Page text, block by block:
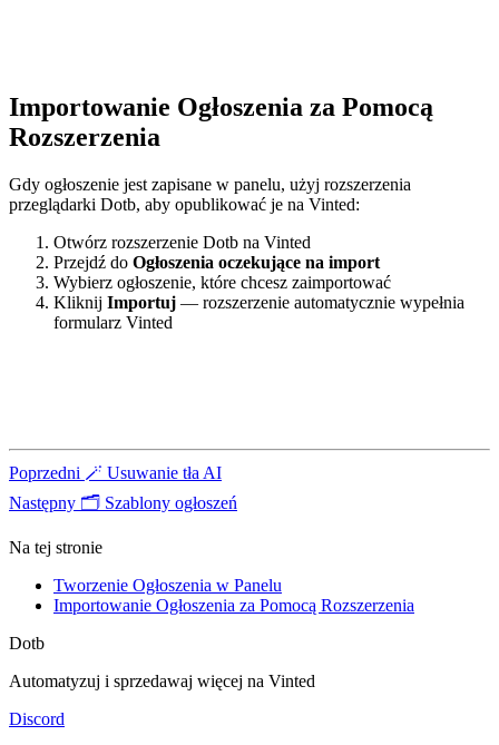
Importowanie Ogłoszenia za Pomocą
Rozszerzenia
Gdy ogłoszenie jest zapisane w panelu, użyj rozszerzenia
przeglądarki Dotb, aby opublikować je na Vinted:
Otwórz rozszerzenie Dotb na Vinted
Przejdź do Ogłoszenia oczekujące na import
Wybierz ogłoszenie, które chcesz zaimportować
Kliknij Importuj — rozszerzenie automatycznie wypełnia
formularz Vinted
Poprzedni 🪄 Usuwanie tła AI
Następny 🗂️ Szablony ogłoszeń
Na tej stronie
Tworzenie Ogłoszenia w Panelu
Importowanie Ogłoszenia za Pomocą Rozszerzenia
Dotb
Automatyzuj i sprzedawaj więcej na Vinted
Discord